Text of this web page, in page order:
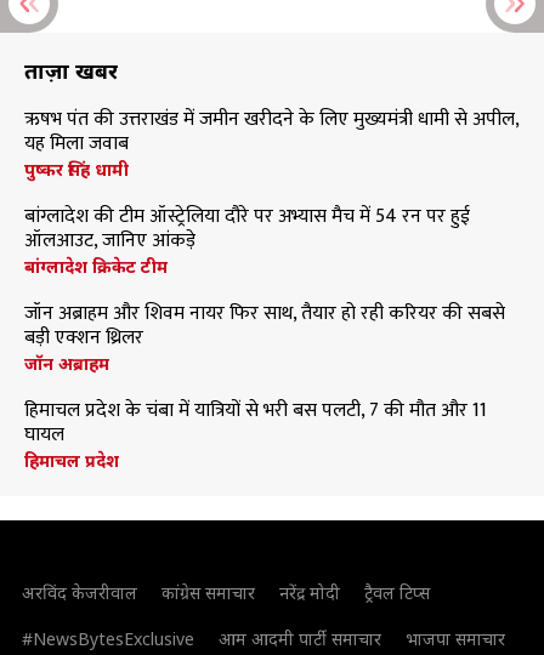
ताज़ा खबरें
ऋषभ पंत की उत्तराखंड में जमीन खरीदने के लिए मुख्यमंत्री धामी से अपील,
यह मिला जवाब
पुष्कर सिंह धामी
बांग्लादेश की टीम ऑस्ट्रेलिया दौरे पर अभ्यास मैच में 54 रन पर हुई
ऑलआउट, जानिए आंकड़े
बांग्लादेश क्रिकेट टीम
जॉन अब्राहम और शिवम नायर फिर साथ, तैयार हो रही करियर की सबसे
बड़ी एक्शन थ्रिलर
जॉन अब्राहम
हिमाचल प्रदेश के चंबा में यात्रियों से भरी बस पलटी, 7 की मौत और 11
घायल
हिमाचल प्रदेश
अरविंद केजरीवाल कांग्रेस समाचार नरेंद्र मोदी
ट्रैवल टिप्स
#NewsBytesExclusive
आम आदमी पार्टी समाचार
भाजपा समाचार